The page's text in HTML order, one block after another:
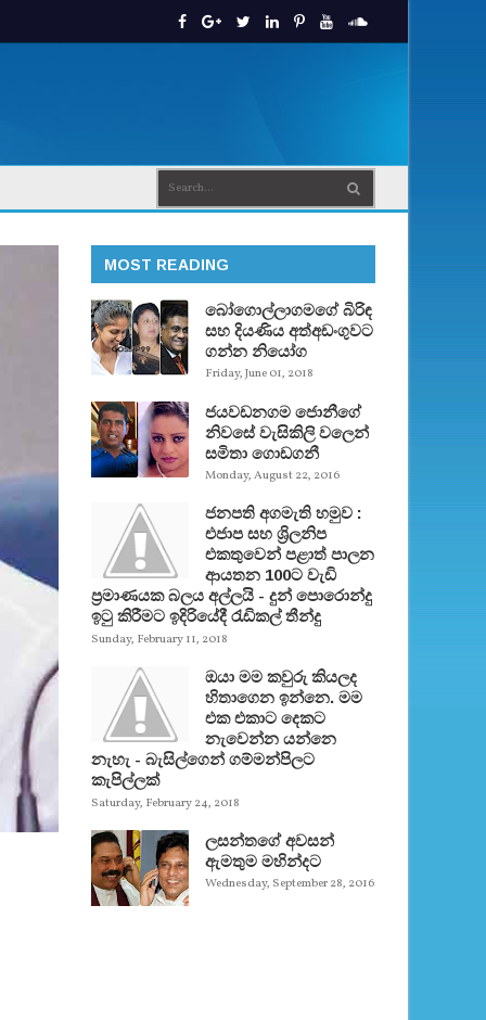
MOST READING
බෝගොල්ලාගමගේ බිරිඳ
සහ දියණිය අත්අඩංගුවට
ගන්න නියෝග
Friday, June 01, 2018
ජයවඩනගම ජොනීගේ
නිවසේ වැසිකිලි වලෙන්
සමිතා ගොඩගනී
Monday, August 22, 2016
ජනපති අගමැති හමුව :
එජාප සහ ශ්‍රිලනිප
එකතුවෙන් පළාත් පාලන
ආයතන 100ට වැඩි
ප්‍රමාණයක බලය අල්ලයි - දුන් පොරොන්දු
ඉටු කිරීමට ඉදිරියේදී රැඩිකල් තීන්දු
Sunday, February 11, 2018
ඔයා මම කවුරු කියලද
හිතාගෙන ඉන්නෙ. මම
එක එකාට දෙකට
නැවෙන්න යන්නෙ
නැහැ - බැසිල්ගෙන් ගම්මන්පිලට
කැපිල්ලක්
Saturday, February 24, 2018
ලසන්තගේ අවසන්
ඇමතුම මහින්දට
Wednesday, September 28, 2016